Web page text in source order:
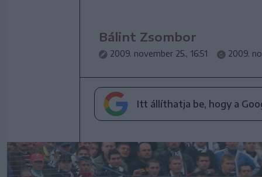
Bálint Zsombor
2009. november 25., 16:51 2009.
Itt állíthatja be, hogy a